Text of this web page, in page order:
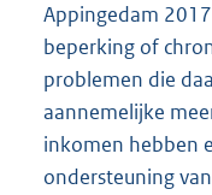
Appingedam
beperking of
problemen die
aannemelijke
inkomen hebben
ondersteuning